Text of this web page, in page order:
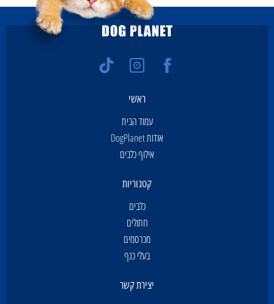
ראשי
עמוד הבית
אודות DogPlanet
אילוף כלבים
קטגוריות
כלבים
חתולים
מכרסמים
בעלי כנף
יצירת קשר